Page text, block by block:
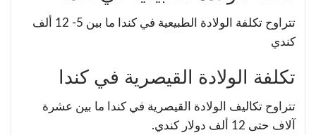
تتراوح تكلفة الولادة الطبيعية في كندا ما بين 5- 12 ألف
كندي
تكلفة الولادة القيصرية في كندا
تتراوح تكاليف الولادة القيصرية في كندا ما بين عشرة
آلاف حتى 12 ألف دولار كندي.